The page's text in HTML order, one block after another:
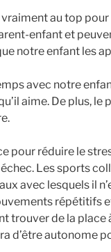
au top
enfant et
notre enfant les
avec notre
aime. De plus,
pour réduire le
Les sports
avec lesquels il
répétitifs
trouver de la place
d’être autonome